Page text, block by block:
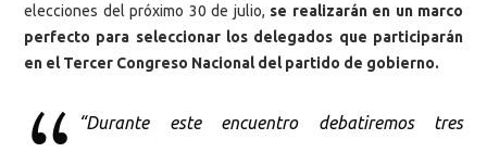
elecciones del próximo 30 de julio, se realizarán en un marco
perfecto para seleccionar los delegados que participarán
en el Tercer Congreso Nacional del partido de gobierno.
“Durante este encuentro debatiremos tres